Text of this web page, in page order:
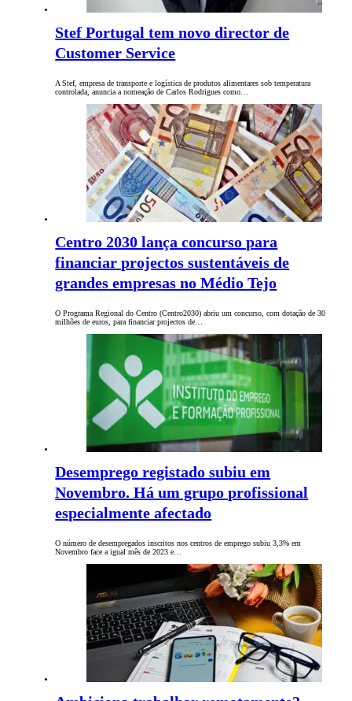
Stef Portugal tem novo director de
Customer Service
A Stef, empresa de transporte e logística de produtos alimentares sob temperatura
controlada, anuncia a nomeação de Carlos Rodrigues como…
Centro 2030 lança concurso para
financiar projectos sustentáveis de
grandes empresas no Médio Tejo
O Programa Regional do Centro (Centro2030) abriu um concurso, com dotação de 30
milhões de euros, para financiar projectos de…
Desemprego registado subiu em
Novembro. Há um grupo profissional
especialmente afectado
O número de desempregados inscritos nos centros de emprego subiu 3,3% em
Novembro face a igual mês de 2023 e…